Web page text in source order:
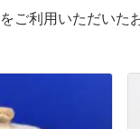
ご利用いただい